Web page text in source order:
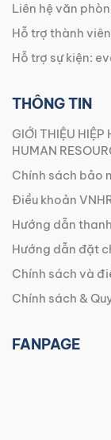
Liên hệ văn
Hỗ trợ thành
Hỗ trợ sự kiện:
THÔNG TIN
GIỚI THIỆU
HUMAN
Chính sách bảo
Điều khoản
Hướng dẫn
Hướng dẫn đặt
Chính sách và
Chính sách &
FANPAGE